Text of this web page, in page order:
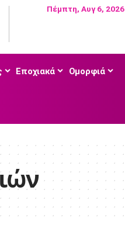
Πέμπτη, Αυγ 6, 2026
Εποχιακά Ομορφιά